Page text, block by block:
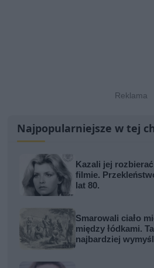
Najpopularniejsze w tej
Kazali jej
filmie.
lat 80.
Smarowali ciało
między łódkami.
najbardziej